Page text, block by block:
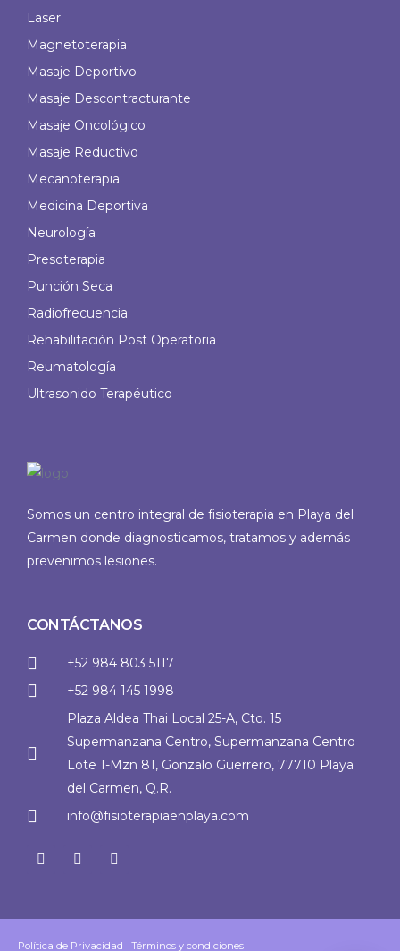
Laser
Magnetoterapia
Masaje Deportivo
Masaje Descontracturante
Masaje Oncológico
Masaje Reductivo
Mecanoterapia
Medicina Deportiva
Neurología
Presoterapia
Punción Seca
Radiofrecuencia
Rehabilitación Post Operatoria
Reumatología
Ultrasonido Terapéutico
Somos un centro integral de fisioterapia en Playa del
Carmen donde diagnosticamos, tratamos y además
prevenimos lesiones.
CONTÁCTANOS
+52 984 803 5117
+52 984 145 1998
Plaza Aldea Thai Local 25-A, Cto. 15
Supermanzana Centro, Supermanzana Centro
Lote 1-Mzn 81, Gonzalo Guerrero, 77710 Playa
del Carmen, Q.R.
info@fisioterapiaenplaya.com
Política de Privacidad Términos y condiciones